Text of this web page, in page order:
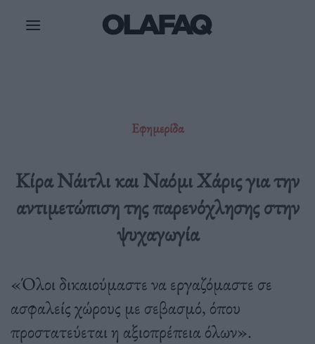
Εφημερίδα
Κίρα Νάιτλι και Ναόμι Χάρις για την
αντιμετώπιση της παρενόχλησης στην
ψυχαγωγία
«Όλοι δικαιούμαστε να εργαζόμαστε σε
ασφαλείς χώρους με σεβασμό, όπου
προστατεύεται η αξιοπρέπεια όλων».